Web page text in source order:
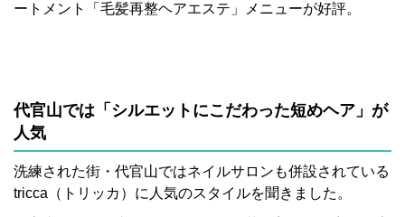
ートメント「毛髪再整ヘアエステ」メニューが好評。
代官山では「シルエットにこだわった短めヘア」が
人気
洗練された街・代官山ではネイルサロンも併設されている
tricca（トリッカ）に人気のスタイルを聞きました。